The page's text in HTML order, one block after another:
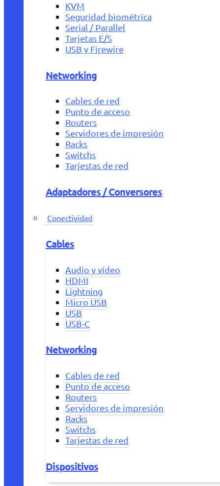
KVM
Seguridad biométrica
Serial / Parallel
Tarjetas E/S
USB y Firewire
Networking
Cables de red
Punto de acceso
Routers
Servidores de impresión
Racks
Switchs
Tarjestas de red
Adaptadores / Conversores
Conectividad
Cables
Audio y vídeo
HDMI
Lightning
Micro USB
USB
USB-C
Networking
Cables de red
Punto de acceso
Routers
Servidores de impresión
Racks
Switchs
Tarjestas de red
Dispositivos